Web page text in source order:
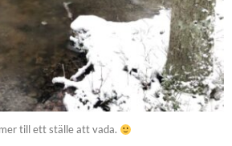
till ett ställe att vada.